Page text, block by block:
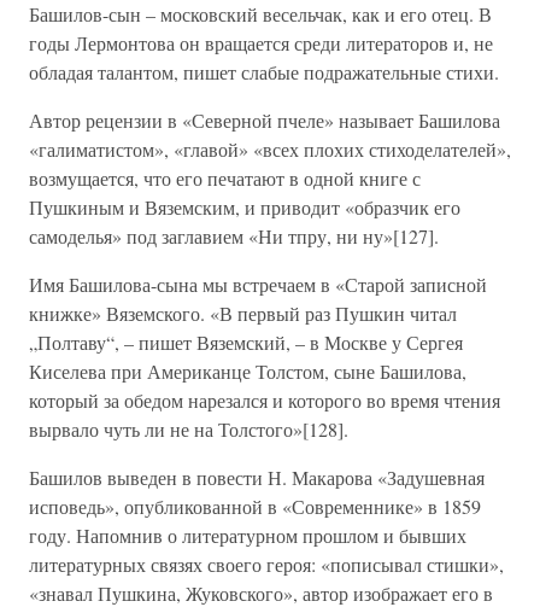
Башилов-сын – московский весельчак, как и его отец. В
годы Лермонтова он вращается среди литераторов и, не
обладая талантом, пишет слабые подражательные стихи.
Автор рецензии в «Северной пчеле» называет Башилова
«галиматистом», «главой» «всех плохих стиходелателей»,
возмущается, что его печатают в одной книге с
Пушкиным и Вяземским, и приводит «образчик его
самоделья» под заглавием «Ни тпру, ни ну»[127].
Имя Башилова-сына мы встречаем в «Старой записной
книжке» Вяземского. «В первый раз Пушкин читал
„Полтаву“, – пишет Вяземский, – в Москве у Сергея
Киселева при Американце Толстом, сыне Башилова,
который за обедом нарезался и которого во время чтения
вырвало чуть ли не на Толстого»[128].
Башилов выведен в повести Н. Макарова «Задушевная
исповедь», опубликованной в «Современнике» в 1859
году. Напомнив о литературном прошлом и бывших
литературных связях своего героя: «пописывал стишки»,
«знавал Пушкина, Жуковского», автор изображает его в